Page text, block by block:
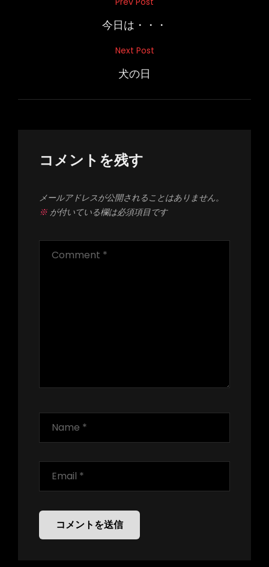
ー
今日は・・・
Next Post
犬の日
コメントを残す
メールアドレスが公開されることはありません。
※が付いている欄は必須項目です